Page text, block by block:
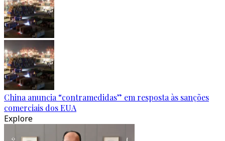
China anuncia “contramedidas” em resposta às sanções
comerciais dos EUA
Explore